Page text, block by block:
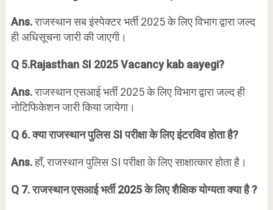
Ans.राजस्थान सब इंस्पेक्टर भर्ती 2025 के लिए विभाग द्वारा जल्द
ही अधिसूचना जारी की जाएगी।
Q 5.Rajasthan SI 2025 Vacancy kab aayegi?
Ans.राजस्थान एसआई भर्ती 2025 के लिए विभाग द्वारा जल्द ही
नोटिफिकेशन जारी किया जायेगा।
Q 6. क्या राजस्थान पुलिस SI परीक्षा के लिए इंटरविव होता है?
Ans.हाँ, राजस्थान पुलिस SI परीक्षा के लिए साक्षात्कार होता है।
Q 7. राजस्थान एसआई भर्ती 2025 के लिए शैक्षिक योग्यता क्या है ?